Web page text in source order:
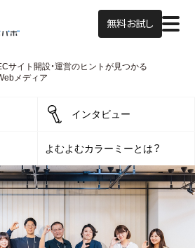
無料お試し
むよむカラーミー
サイト開設・運営のヒントが見つかる
メディア
インタビュー
よむよむカラーミーとは？